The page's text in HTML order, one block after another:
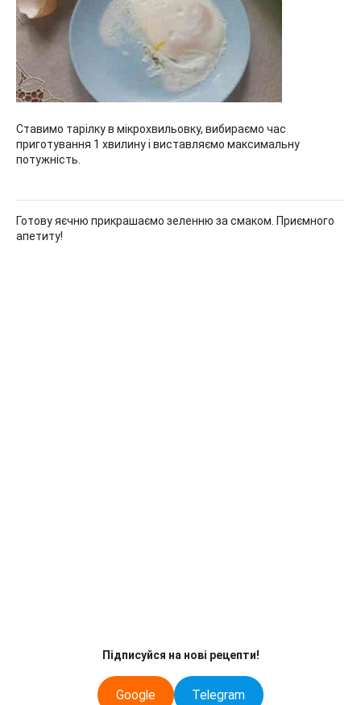
Ставимо тарілку в мікрохвильовку, вибираємо час
приготування 1 хвилину і виставляємо максимальну
потужність.
Готову яєчню прикрашаємо зеленню за смаком. Приємного
апетиту!
Підписуйся на нові рецепти!
Google Telegram